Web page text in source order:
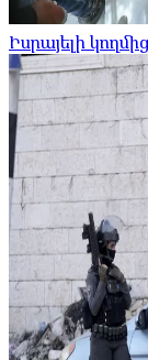
Իսրայելի